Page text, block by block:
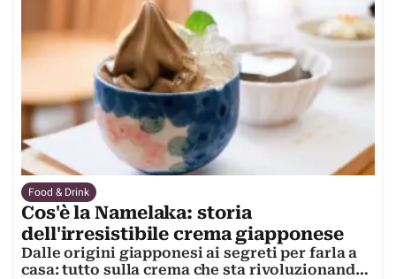
Food & Drink
Cos'è la Namelaka: storia
dell'irresistibile crema giapponese
Dalle origini giapponesi ai segreti per farla a
casa: tutto sulla crema che sta rivoluzionando